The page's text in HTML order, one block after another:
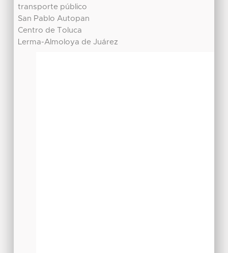
transporte público
San Pablo Autopan
Centro de Toluca
Lerma-Almoloya de Juárez